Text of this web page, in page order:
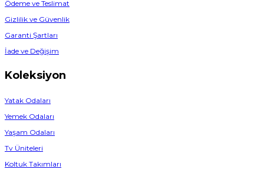
Ödeme ve Teslimat
Gizlilik ve Güvenlik
Garanti Şartları
İade ve Değişim
Koleksiyon
Yatak Odaları
Yemek Odaları
Yaşam Odaları
Tv Üniteleri
Koltuk Takımları